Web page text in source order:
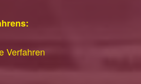
Verfahren